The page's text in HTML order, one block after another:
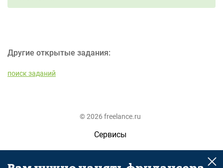
Другие открытые задания:
поиск заданий
© 2026 freelance.ru
Сервисы
Помощь